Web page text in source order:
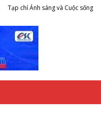
Tạp chí Ánh sáng và Cuộc sống